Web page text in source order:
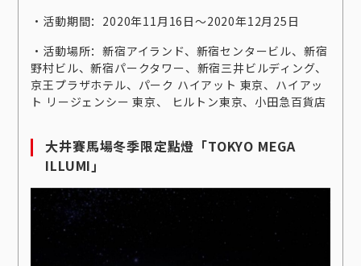
‧活動期間：2020年11月16日～2020年12月25日
‧活動場所：新宿アイランド、新宿センタービル、新宿
野村ビル、新宿パークタワー、新宿三井ビルディング、
京王プラザホテル、パーク ハイアット 東京、ハイアッ
ト リージェンシー 東京、 ヒルトン東京、小田急百貨店
大井賽馬場冬季限定點燈「TOKYO MEGA
ILLUMI」